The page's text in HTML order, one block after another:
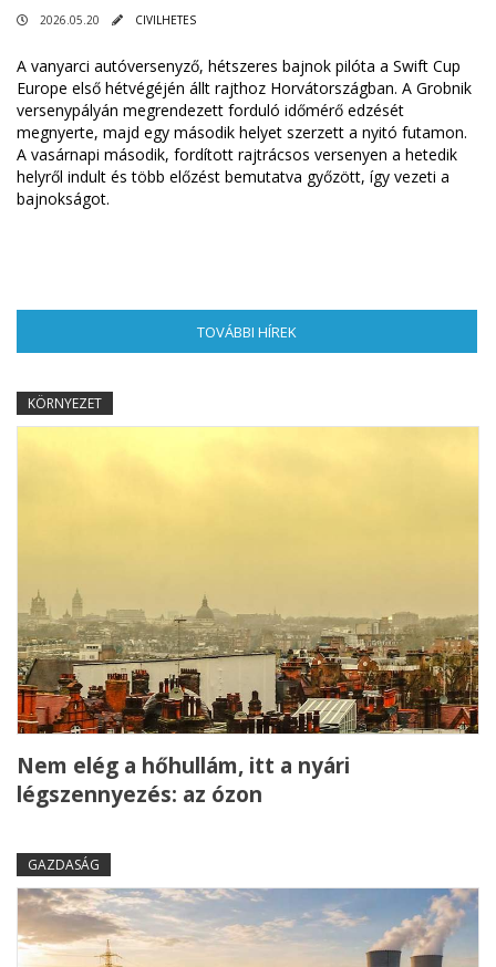
2026.05.20 CIVILHETES
A vanyarci autóversenyző, hétszeres bajnok pilóta a Swift Cup
Europe első hétvégéjén állt rajthoz Horvátországban. A Grobnik
versenypályán megrendezett forduló időmérő edzését
megnyerte, majd egy második helyet szerzett a nyitó futamon.
A vasárnapi második, fordított rajtrácsos versenyen a hetedik
helyről indult és több előzést bemutatva győzött, így vezeti a
bajnokságot.
TOVÁBBI HÍREK
KÖRNYEZET
Nem elég a hőhullám, itt a nyári
légszennyezés: az ózon
GAZDASÁG